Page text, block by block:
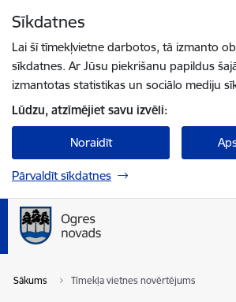
Sīkdatnes
Lai šī tīmekļvietne darbotos, tā izmanto
sīkdatnes. Ar Jūsu piekrišanu papildus
izmantotas statistikas un sociālo mediju
Lūdzu, atzīmējiet savu izvēli:
Noraidīt
Pārvaldīt sīkdatnes
Sākums Tīmekļa vietnes novērtējums